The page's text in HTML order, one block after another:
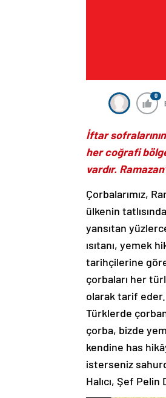
0
İftar
her coğrafi
vardır.
Çorbalarımız,
ülkenin
yansıtan
ısıtanı, yemek
tarihçilerine
çorbaları her
olarak tarif eder.
Türklerde
çorba, bizde
kendine has
isterseniz
Halıcı, Şef